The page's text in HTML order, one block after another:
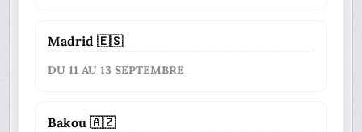
Madrid 🇪🇸
DU 11 AU 13 SEPTEMBRE
Bakou 🇦🇿